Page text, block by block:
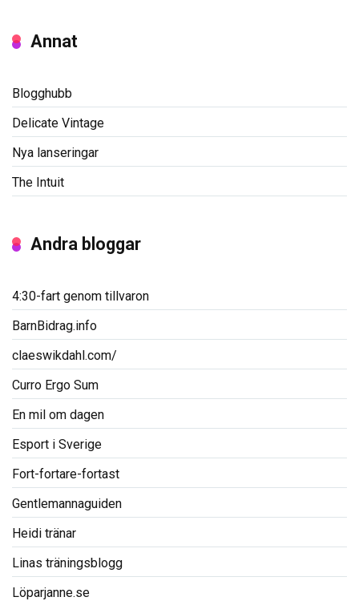
Annat
Blogghubb
Delicate Vintage
Nya lanseringar
The Intuit
Andra bloggar
4:30-fart genom tillvaron
BarnBidrag.info
claeswikdahl.com/
Curro Ergo Sum
En mil om dagen
Esport i Sverige
Fort-fortare-fortast
Gentlemannaguiden
Heidi tränar
Linas träningsblogg
Löparjanne.se